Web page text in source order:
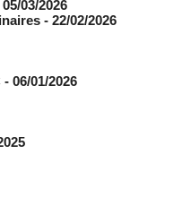
05/03/2026
- 22/02/2026
- 06/01/2026